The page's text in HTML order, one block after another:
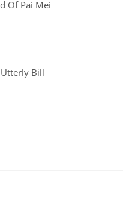
Of Pai Mei
Bill